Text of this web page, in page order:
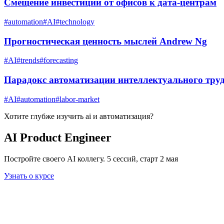
Смещение инвестиций от офисов к дата-центрам
#automation#AI#technology
Прогностическая ценность мыслей Andrew Ng
#AI#trends#forecasting
Парадокс автоматизации интеллектуального
#AI#automation#labor-market
Хотите глубже изучить ai и автоматизация?
AI Product Engineer
Постройте своего AI коллегу. 5 сессий, старт 2 мая
Узнать о курсе